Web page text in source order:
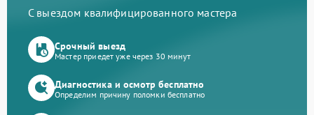
С выездом квалифицированного мастера
Срочный выезд
Мастер приедет уже через 30 минут
Диагностика и осмотр бесплатно
Определим причину поломки бесплатно